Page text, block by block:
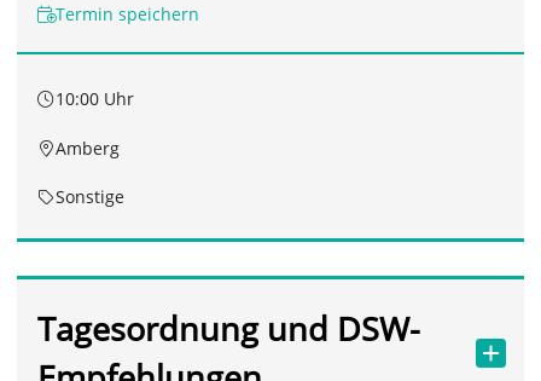
Termin speichern
10:00 Uhr
Amberg
Sonstige
Tagesordnung und DSW-